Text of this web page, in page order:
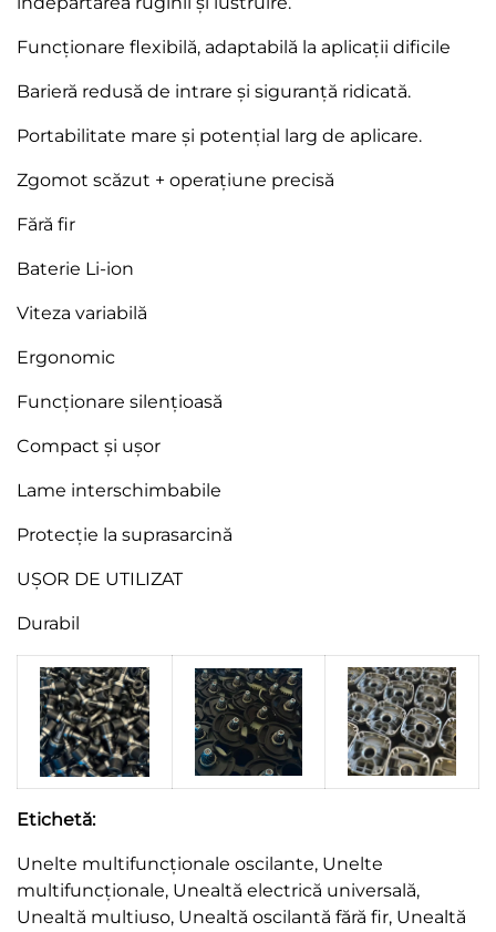
Funcționare flexibilă, adaptabilă la aplicații dificile
Barieră redusă de intrare și siguranță ridicată.
Portabilitate mare și potențial larg de aplicare.
Zgomot scăzut + operațiune precisă
Fără fir
Baterie Li-ion
Viteza variabilă
Ergonomic
Funcționare silențioasă
Compact și ușor
Lame interschimbabile
Protecție la suprasarcină
UȘOR DE UTILIZAT
Durabil
Etichetă:
Unelte multifuncționale oscilante, Unelte
multifuncționale, Unealtă electrică universală,
Unealtă multiuso, Unealtă oscilantă fără fir, Unealtă